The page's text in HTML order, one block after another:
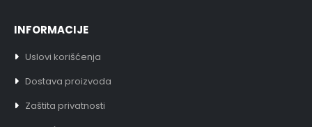
INFORMACIJE
Uslovi korišćenja
Dostava proizvoda
Zaštita privatnosti